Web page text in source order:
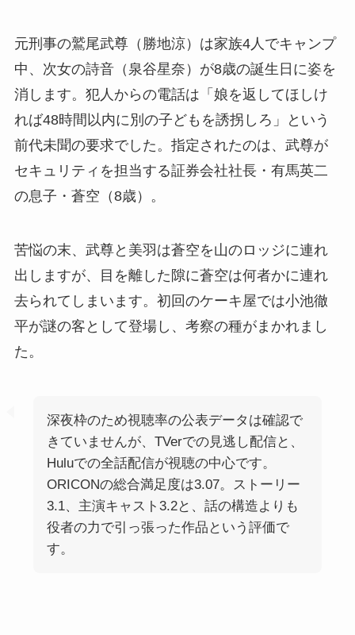
元刑事の鷲尾武尊（勝地涼）は家族4人でキャンプ
中、次女の詩音（泉谷星奈）が8歳の誕生日に姿を
消します。犯人からの電話は「娘を返してほしけ
れば48時間以内に別の子どもを誘拐しろ」という
前代未聞の要求でした。指定されたのは、武尊が
セキュリティを担当する証券会社社長・有馬英二
の息子・蒼空（8歳）。
苦悩の末、武尊と美羽は蒼空を山のロッジに連れ
出しますが、目を離した隙に蒼空は何者かに連れ
去られてしまいます。初回のケーキ屋では小池徹
平が謎の客として登場し、考察の種がまかれまし
た。
深夜枠のため視聴率の公表データは確認で
きていませんが、TVerでの見逃し配信と、
Huluでの全話配信が視聴の中心です。
ORICONの総合満足度は3.07。ストーリー
3.1、主演キャスト3.2と、話の構造よりも
役者の力で引っ張った作品という評価で
す。